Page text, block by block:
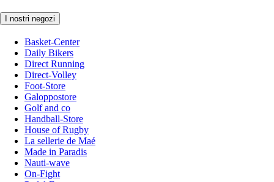
I nostri negozi
Basket-Center
Daily Bikers
Direct Running
Direct-Volley
Foot-Store
Galoppostore
Golf and co
Handball-Store
House of Rugby
La sellerie de Maé
Made in Paradis
Nauti-wave
On-Fight